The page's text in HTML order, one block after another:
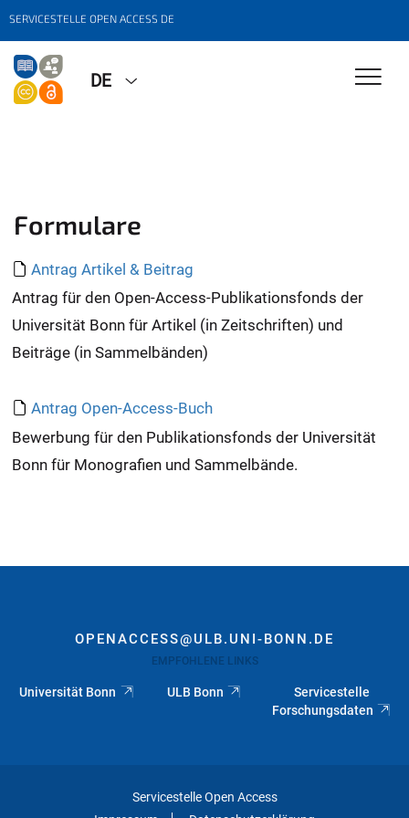
SERVICESTELLE OPEN ACCESS DE
DE
Formulare
Antrag Artikel & Beitrag
Antrag für den Open-Access-Publikationsfonds der
Universität Bonn für Artikel (in Zeitschriften) und
Beiträge (in Sammelbänden)
Antrag Open-Access-Buch
Bewerbung für den Publikationsfonds der Universität
Bonn für Monografien und Sammelbände.
OPENACCESS@ULB.UNI-BONN.DE
EMPFOHLENE LINKS
Universität Bonn ULB Bonn
Servicestelle
Forschungsdaten
Servicestelle Open Access